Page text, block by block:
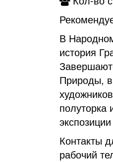
В
история
Природы,
Контакты
рабочий